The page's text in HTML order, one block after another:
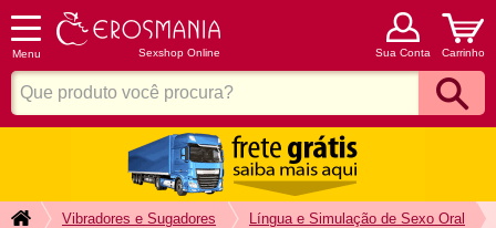
Menu Sexshop Online Sua Conta Carrinho
Vibradores e Sugadores Língua e Simulação de Sexo Oral